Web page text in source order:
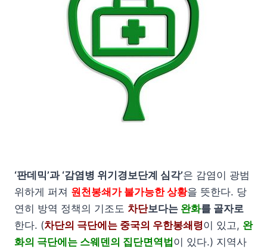
‘판데믹’과 ‘감염병 위기경보단계 심각’은 감염이 광범
위하게 퍼져 원천봉쇄가 불가능한 상황을 뜻한다. 당
연히 방역 정책의 기조도 차단보다는 완화를 골자로
한다. (차단의 극단에는 중국의 우한봉쇄령이 있고, 완
화의 극단에는 스웨덴의 집단면역법 이 있다.) 지역사